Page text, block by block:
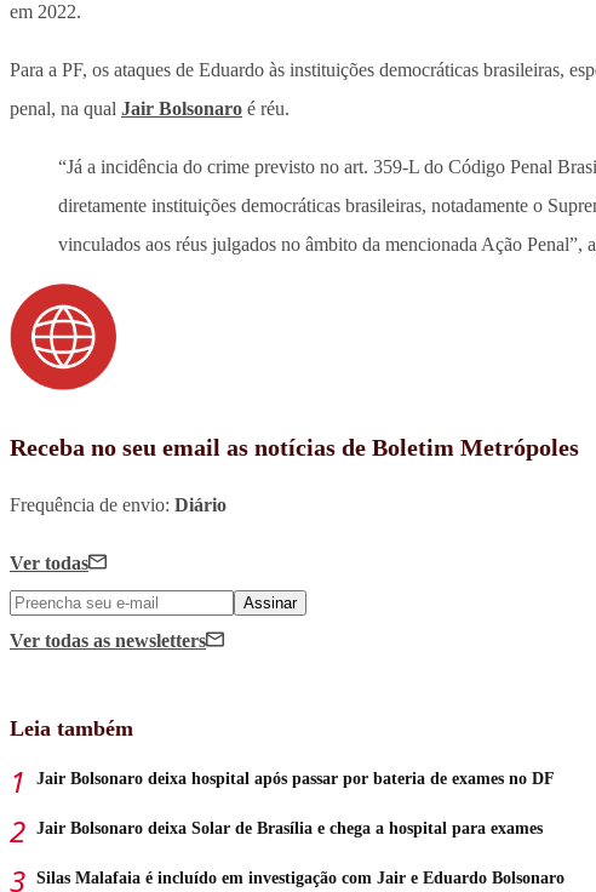
em 2022.
Para a PF, os ataques de Eduardo às instituições democráticas brasileiras,
penal, na qual Jair Bolsonaro é réu.
“Já a incidência do crime previsto no art. 359-L do Código Penal
diretamente instituições democráticas brasileiras, notadamente o
vinculados aos réus julgados no âmbito da mencionada Ação Penal”,
Receba no seu email as notícias de Boletim Metrópoles
Frequência de envio: Diário
Ver todas
Assinar
Ver todas as newsletters
Leia também
Jair Bolsonaro deixa hospital após passar por bateria de exames no DF
Jair Bolsonaro deixa Solar de Brasília e chega a hospital para exames
Silas Malafaia é incluído em investigação com Jair e Eduardo Bolsonaro